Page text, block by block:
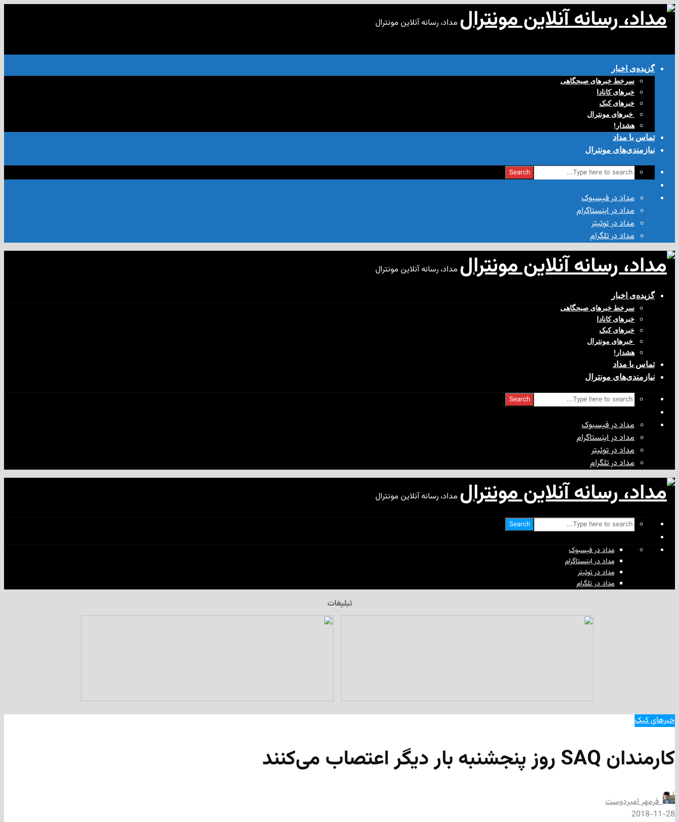
مداد، رسانه آنلاین مونترال
گزیده‌ی‌ اخبار
سرخط خبرهای صبحگاهی
خبرهای کانادا
خبرهای کبک
‌ خبرهای مونترال
هشدار!
تماس با مداد
نیازمندی‌های مونترال
Search
مداد در فیسبوک
مداد در اینستاگرام
مداد در توئیتر
مداد در تلگرام
مداد، رسانه آنلاین مونترال
گزیده‌ی‌ اخبار
سرخط خبرهای صبحگاهی
خبرهای کانادا
خبرهای کبک
‌ خبرهای مونترال
هشدار!
تماس با مداد
نیازمندی‌های مونترال
Search
مداد در فیسبوک
مداد در اینستاگرام
مداد در توئیتر
مداد در تلگرام
مداد، رسانه آنلاین مونترال
Search
مداد در فیسبوک
مداد در اینستاگرام
مداد در توئیتر
مداد در تلگرام
تبلیغات
خبرهای کبک
کارمندان SAQ روز پنجشنبه بار دیگر اعتصاب می‌کنند
‌ فرمهر امیردوست
2018-11-28